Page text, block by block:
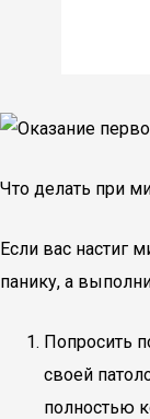
Что делать при
Если вас настиг
панику, а
Попросить
своей
полностью